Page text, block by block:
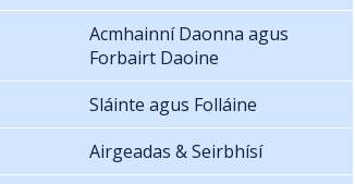
Acmhainní Daonna agus
Forbairt Daoine
Sláinte agus Folláine
Airgeadas & Seirbhísí